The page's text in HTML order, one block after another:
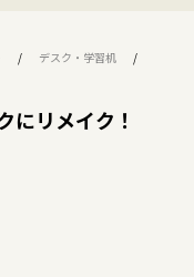
デスク・学習机
にリメイク！